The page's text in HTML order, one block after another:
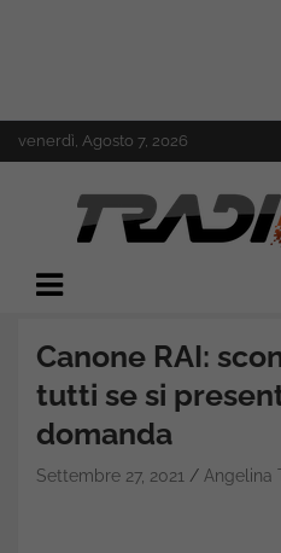
to
venerdì, Agosto 7, 2026
Trading.it
Canone RAI:
tutti se si
domanda
Settembre 27, 2021 Angelina